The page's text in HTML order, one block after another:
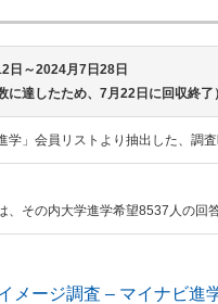
日～2024月7日28日
に達したため、7月22日に回収終了）
学」会員リストより抽出した、調
、その内大学進学希望8537人の回
メージ調査 – マイナビ進